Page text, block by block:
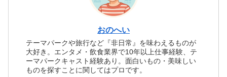
おのへい
テーマパークや旅行など『非日常』を味わえるものが
大好き。エンタメ・飲食業界で10年以上仕事経験、テ
ーマパークキャスト経験あり。面白いもの・美味しい
ものを探すことに関してはプロです。